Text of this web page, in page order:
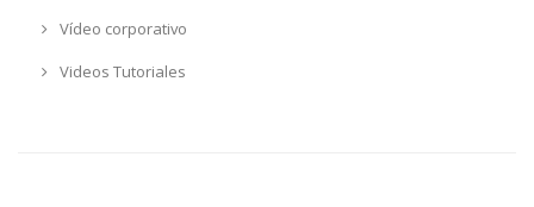
Vídeo corporativo
Videos Tutoriales